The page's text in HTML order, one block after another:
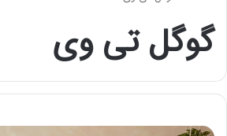
گوگل تی وی